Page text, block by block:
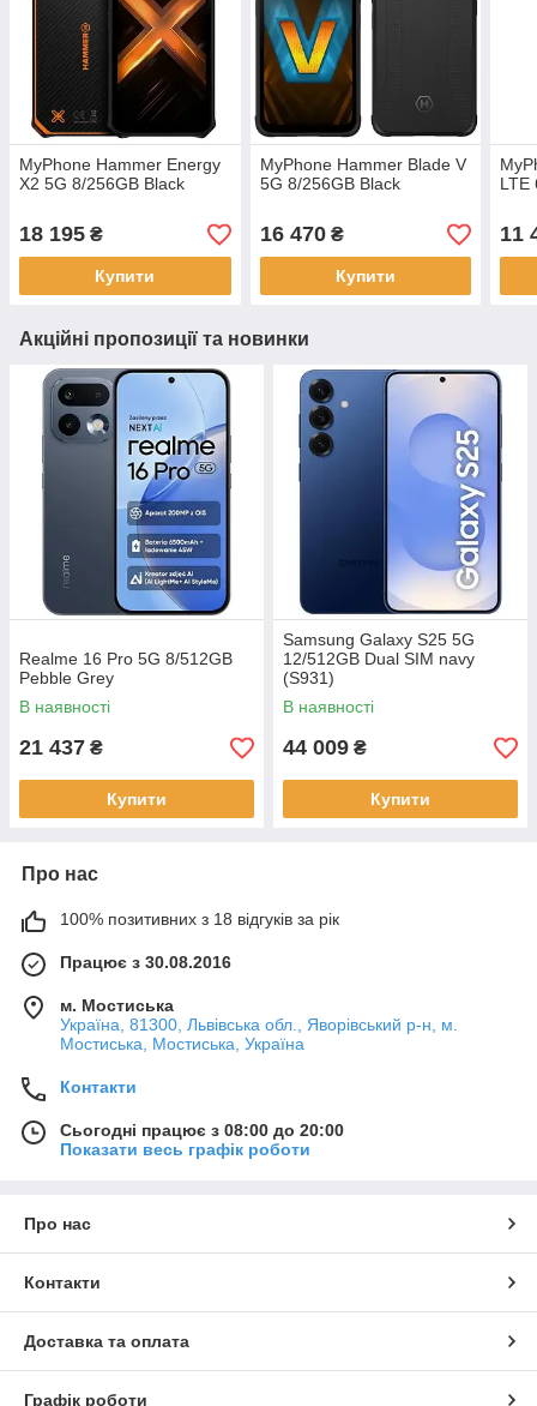
MyPhone Hammer Energy
X2 5G 8/256GB Black
18 195 ₴
Купити
MyPhone Hammer Blade V
5G 8/256GB Black
16 470₴
Купити
LTE
11
Акційні пропозиції та новинки
Realme 16 Pro 5G 8/512GB
Pebble Grey
В наявності
21 437 ₴
Купити
Samsung Galaxy S25 5G
12/512GB Dual SIM navy
(S931)
В наявності
44 009 ₴
Купити
Про нас
100% позитивних з 18 відгуків за рік
Працює з 30.08.2016
м. Мостиська
Україна, 81300, Львівська обл., Яворівський р-н, м.
Мостиська, Мостиська, Україна
Контакти
Сьогодні працює з 08:00 до 20:00
Показати весь графік роботи
Про нас
Контакти
Доставка та оплата
Графік роботи